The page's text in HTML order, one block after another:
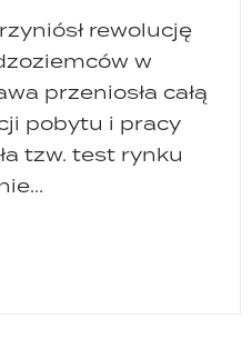
rewolucję
w
przeniosła całą
pobytu i pracy
tzw. test rynku